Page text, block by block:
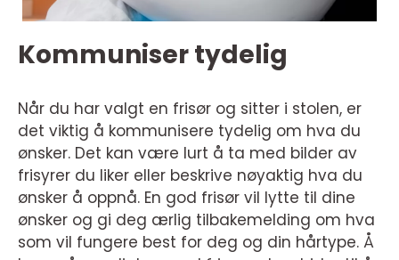
Kommuniser tydelig
Når du har valgt en frisør og sitter i stolen, er
det viktig å kommunisere tydelig om hva du
ønsker. Det kan være lurt å ta med bilder av
frisyrer du liker eller beskrive nøyaktig hva du
ønsker å oppnå. En god frisør vil lytte til dine
ønsker og gi deg ærlig tilbakemelding om hva
som vil fungere best for deg og din hårtype. Å